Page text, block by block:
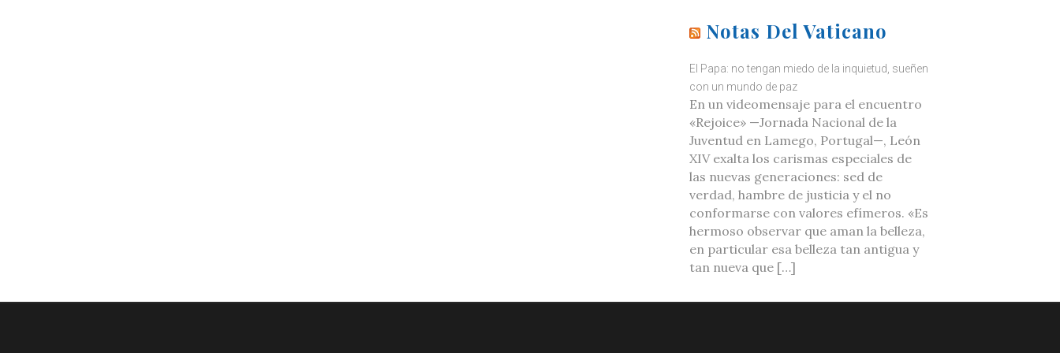
Notas Del Vaticano
El Papa: no tengan miedo de la inquietud, sueñen
con un mundo de paz
En un videomensaje para el encuentro
«Rejoice» —Jornada Nacional de la
Juventud en Lamego, Portugal—, León
XIV exalta los carismas especiales de
las nuevas generaciones: sed de
verdad, hambre de justicia y el no
conformarse con valores efímeros. «Es
hermoso observar que aman la belleza,
en particular esa belleza tan antigua y
tan nueva que […]